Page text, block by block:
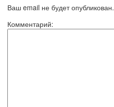
Ваш email не будет опубликован.
Комментарий: